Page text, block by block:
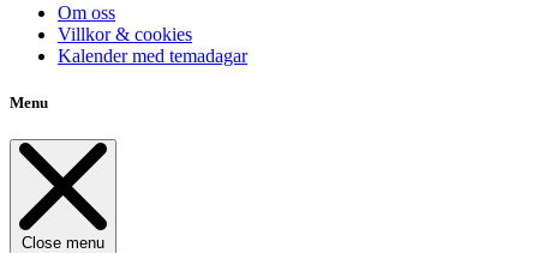
Om oss
Villkor & cookies
Kalender med temadagar
Menu
Close menu